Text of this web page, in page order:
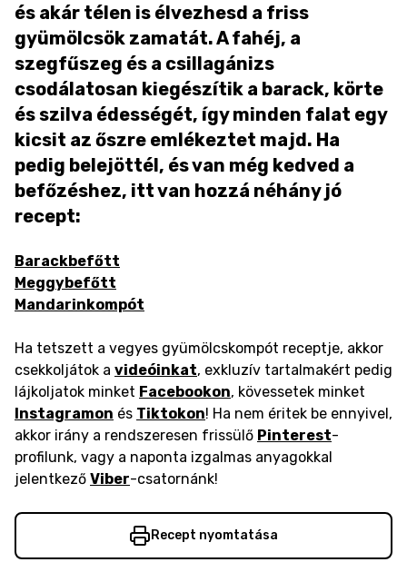
és akár télen is élvezhesd a friss
gyümölcsök zamatát. A fahéj, a
szegfűszeg és a csillagánizs
csodálatosan kiegészítik a barack, körte
és szilva édességét, így minden falat egy
kicsit az őszre emlékeztet majd. Ha
pedig belejöttél, és van még kedved a
befőzéshez, itt van hozzá néhány jó
recept:
Barackbefőtt
Meggybefőtt
Mandarinkompót
Ha tetszett a vegyes gyümölcskompót receptje, akkor
csekkoljátok a videóinkat, exkluzív tartalmakért pedig
lájkoljatok minket Facebookon, kövessetek minket
Instagramon és Tiktokon! Ha nem éritek be ennyivel,
akkor irány a rendszeresen frissülő Pinterest-
profilunk, vagy a naponta izgalmas anyagokkal
jelentkező Viber-csatornánk!
Recept nyomtatása